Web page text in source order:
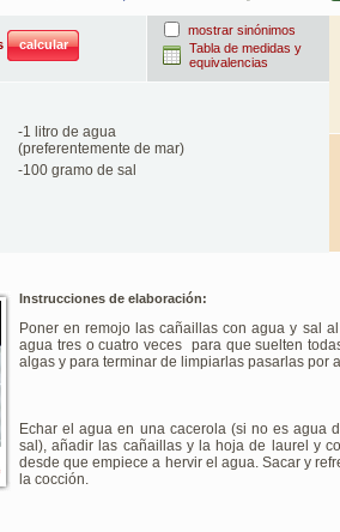
mostrar sinónimos
Tabla de medidas y
equivalencias
-1 litro de agua
(preferentemente de mar)
-100 gramo de sal
Instrucciones de elaboración:
Poner en remojo las cañaillas con agua y sal
agua tres o cuatro veces para que suelten
algas y para terminar de limpiarlas pasarlas por
Echar el agua en una cacerola (si no es agua
sal), añadir las cañaillas y la hoja de laurel y
desde que empiece a hervir el agua. Sacar y
la cocción.